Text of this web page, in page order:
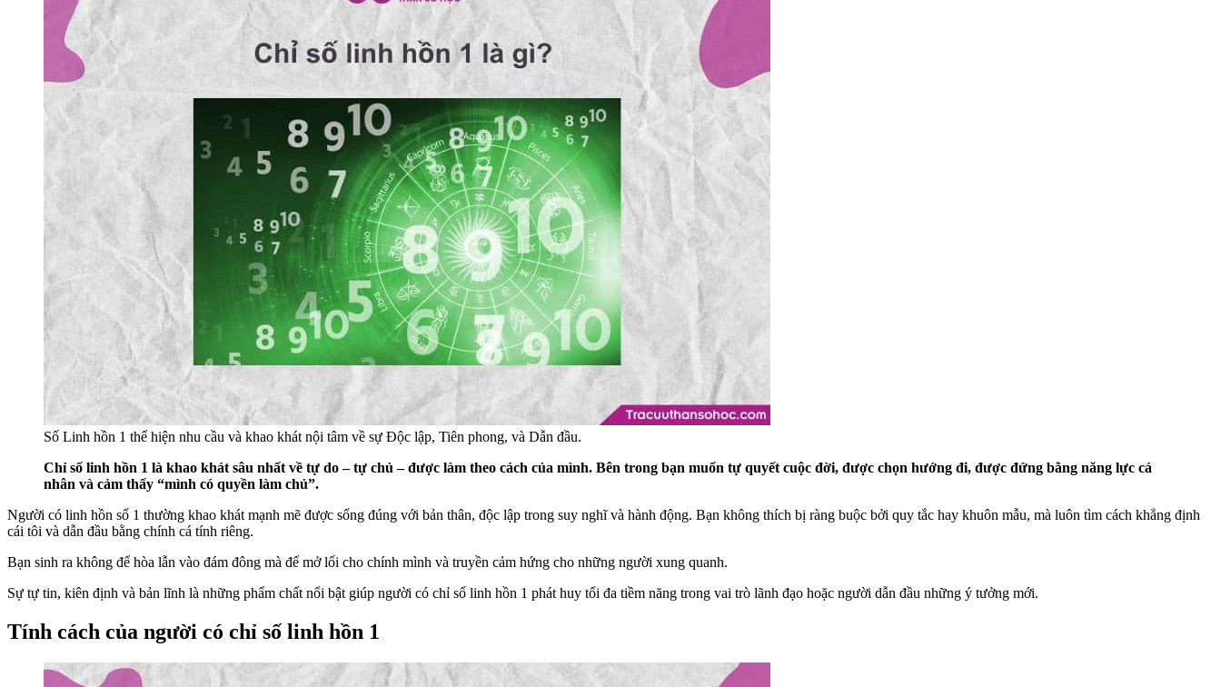
Số Linh hồn 1 thể hiện nhu cầu và khao khát nội tâm về sự Độc lập, Tiên phong, và Dẫn đầu.
Chỉ số linh hồn 1 là khao khát sâu nhất về tự do – tự chủ – được làm theo cách của mình. Bên trong bạn muốn tự quyết cuộc đời, được chọn hướng đi, được đứng bằng năng lực cá
nhân và cảm thấy “mình có quyền làm chủ”.
Người có linh hồn số 1 thường khao khát mạnh mẽ được sống đúng với bản thân, độc lập trong suy nghĩ và hành động. Bạn không thích bị ràng buộc bởi quy tắc hay khuôn mẫu, mà luôn tìm cách khẳng định
cái tôi và dẫn đầu bằng chính cá tính riêng.
Bạn sinh ra không để hòa lẫn vào đám đông mà để mở lối cho chính mình và truyền cảm hứng cho những người xung quanh.
Sự tự tin, kiên định và bản lĩnh là những phẩm chất nổi bật giúp người có chỉ số linh hồn 1 phát huy tối đa tiềm năng trong vai trò lãnh đạo hoặc người dẫn đầu những ý tưởng mới.
Tính cách của người có chỉ số linh hồn 1